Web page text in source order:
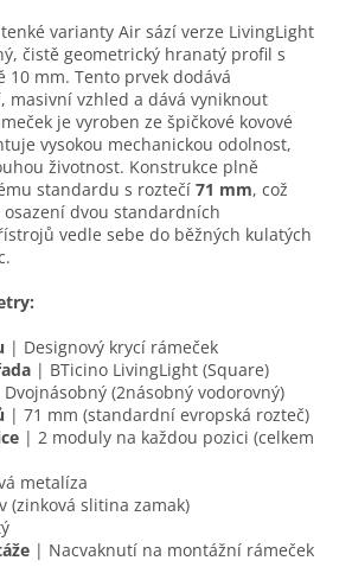
varianty Air sází verze LivingLight
čistě geometrický hranatý profil s
mm. Tento prvek dodává
masivní vzhled a dává vyniknout
je vyroben ze špičkové kovové
vysokou mechanickou odolnost,
životnost. Konstrukce plně
standardu s roztečí 71 mm, což
dvou standardních
vedle sebe do běžných kulatých
| Designový krycí rámeček
| BTicino LivingLight (Square)
(2násobný vodorovný)
| 71 mm (standardní evropská rozteč)
| 2 moduly na každou pozici (celkem
metalíza
(zinková slitina zamak)
| Nacvaknutí na montážní rámeček